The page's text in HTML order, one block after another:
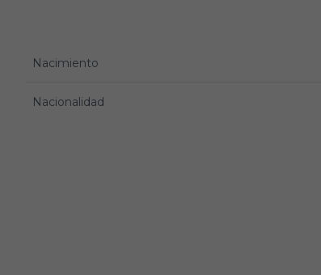
Nacimiento
Nacionalidad